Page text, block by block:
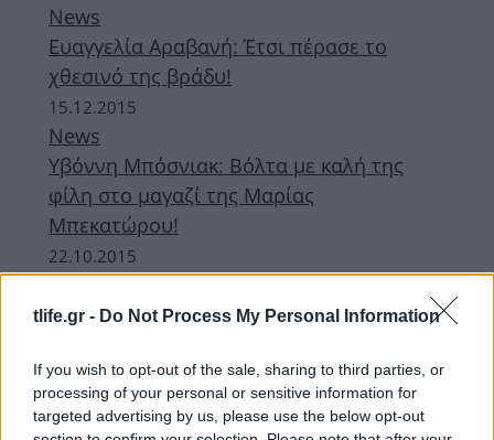
tlife.gr - Do Not Process My Personal Information
If you wish to opt-out of the sale, sharing to third parties, or
processing of your personal or sensitive information for
targeted advertising by us, please use the below opt-out
News
Ευαγγελία Αραβανή: Έτσι πέρασε το
χθεσινό της βράδυ!
15.12.2015
News
Υβόννη Μπόσνιακ: Βόλτα με καλή της
φίλη στο μαγαζί της Μαρίας
Μπεκατώρου!
22.10.2015
News
Έλενα Παπαβασιλείου: Ταξίδι στη Νέα
ΔΙΑΦΗΜΙΣΗ